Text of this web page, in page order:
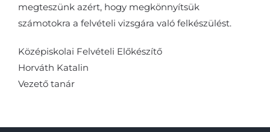
megteszünk azért, hogy megkönnyítsük
számotokra a felvételi vizsgára való felkészülést.
Középiskolai Felvételi Előkészítő
Horváth Katalin
Vezető tanár